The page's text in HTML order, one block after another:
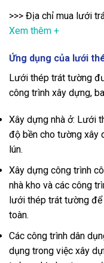
>>> Địa chỉ mua lưới
Xem thêm +
Ứng dụng của lưới
Lưới thép trát tường
công trình xây dựng,
Xây dựng nhà ở: Lưới
độ bền cho tường xây
lún.
Xây dựng công trình
nhà kho và các công
lưới thép trát tường
toàn.
Các công trình dân
dụng trong việc xây